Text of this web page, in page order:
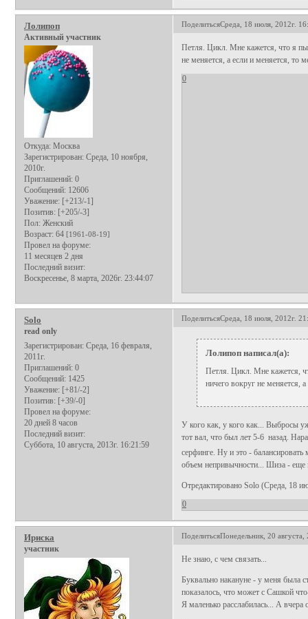
ПоделитьсяСреда, 18 июля, 2012г.
Лолипоп
Активный участник
Откуда: Москва
Зарегистрирован: Среда, 10 ноября,
2010г.
Приглашений: 0
Сообщений: 12606
Уважение: [+213/-1]
Позитив: [+205/-3]
Пол: Женский
Возраст: 64 [1961-08-19]
Провел на форуме:
11 месяцев 2 дня
Последний визит:
Воскресенье, 8 марта, 2026г. 23:44:07
Петля. Цикл. Мне кажется, что я
не меняется, а если и меняется, то
0
ПоделитьсяСреда, 18 июля, 2012г.
Solo
read only
Зарегистрирован: Среда, 16 февраля,
2011г.
Приглашений: 0
Сообщений: 1425
Уважение: [+81/-2]
Позитив: [+39/-0]
Провел на форуме:
20 дней 8 часов
Последний визит:
Суббота, 10 августа, 2013г. 16:21:59
Лолипоп написал(а):
Петля. Цикл. Мне кажется,
ничего вокруг не меняется,
У кого как, у кого как... Выбросы
тот вал, что был лет 5-6 назад.
серфинге. Ну и это -
объем непривычности... Шиза - еще
Отредактировано Solo (Среда, 18
0
ПоделитьсяПонедельник, 20
Ириска
участник
Не знаю, с чем связать...
Буквально накануне - у меня была
показалось, что может с Сашкой
Я маленько расслабилась... А вчера